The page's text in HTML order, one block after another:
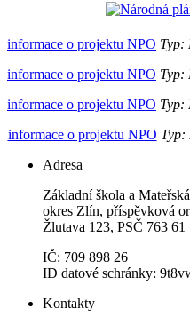
informace o projektu NPO Typ:
informace o projektu NPO Typ:
informace o projektu NPO Typ:
informace o projektu NPO Typ:
Adresa
Základní škola a
okres Zlín, příspěvková
Žlutava 123, PSČ 763 61
IČ: 709 898 26
ID datové schránky:
Kontakty